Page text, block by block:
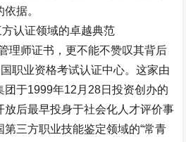
据。
认证领域的卓越典范
理师证书，更不能不赞叹其背后
职业资格考试认证中心。这家由
团于1999年12 月 28日投资创办的
放后最早投身于社会化人才评价事
第三方职业技能鉴定领域的“常青